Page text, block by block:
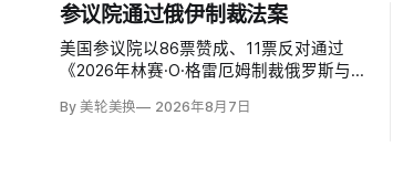
参议院通过俄伊制裁法案
美国参议院以86票赞成、11票反对通过
《2026年林赛·O·格雷厄姆制裁俄罗斯与
对俄罗斯油气的主要买家，并扩大对俄领
By 美轮美换 2026年8月7日